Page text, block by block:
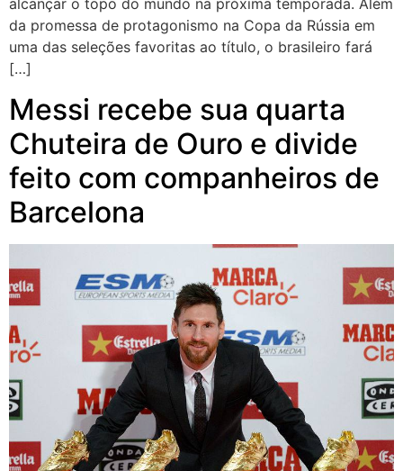
alcançar o topo do mundo na próxima temporada. Além
da promessa de protagonismo na Copa da Rússia em
uma das seleções favoritas ao título, o brasileiro fará
[…]
Messi recebe sua quarta
Chuteira de Ouro e divide
feito com companheiros de
Barcelona